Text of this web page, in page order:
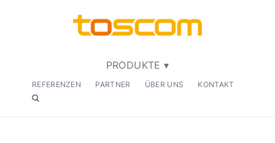
PRODUKTE ▾
REFERENZEN PARTNER ÜBER UNS KONTAKT